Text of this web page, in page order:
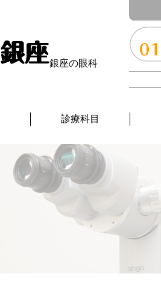
銀座の眼科
診療科目